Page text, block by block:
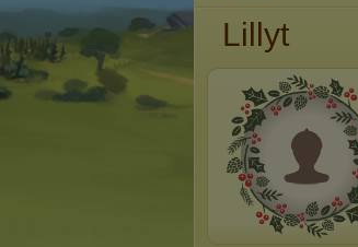
Lillyt